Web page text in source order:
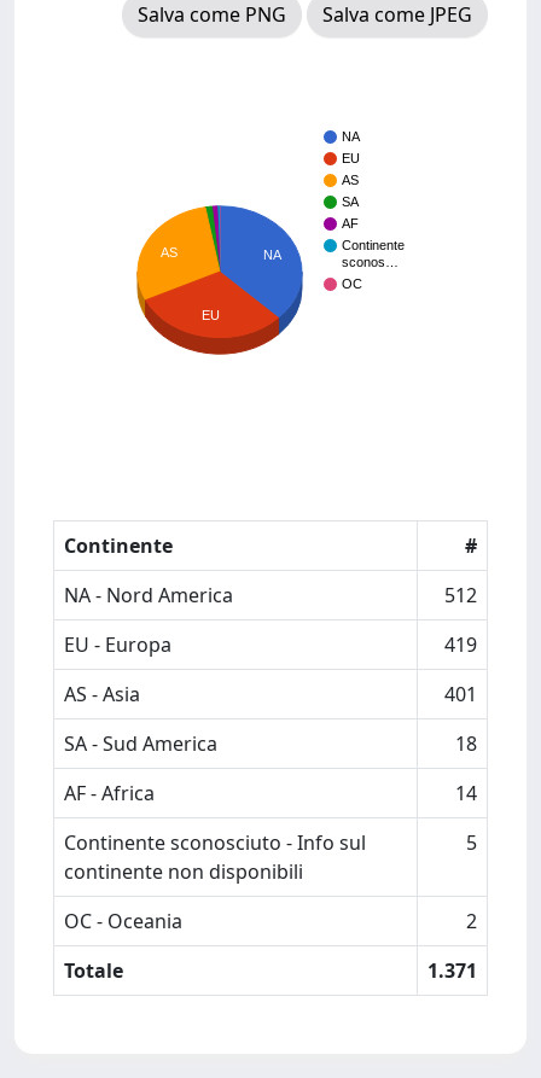
Salva come PNG
Salva come JPEG
NA
EU
AS
SA
AF
Continente
sconos…
OC
NA
AS
EU
Continente
#
NA - Nord America
512
EU - Europa
419
AS - Asia
401
SA - Sud America
18
AF - Africa
14
Continente sconosciuto - Info sul
continente non disponibili
5
OC - Oceania
2
Totale
1.371